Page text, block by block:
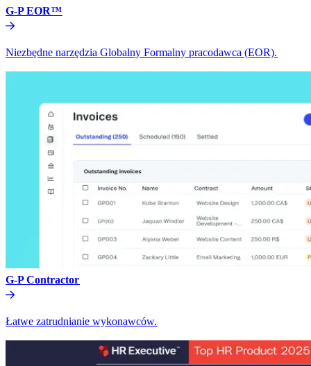
G-P EOR™​​
Niezbędne narzędzia Globalny Formalny pracodawca (EOR).​​
G-P Contractor​​
Łatwe zatrudnianie wykonawców.​​